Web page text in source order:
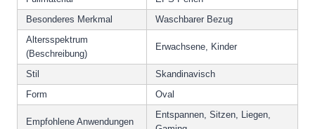
Besonderes Merkmal
Waschbarer Bezug
Altersspektrum
(Beschreibung)
Erwachsene, Kinder
Stil
Skandinavisch
Form
Oval
Empfohlene Anwendungen
Entspannen, Sitzen, Liegen,